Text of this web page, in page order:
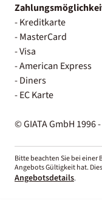
- Kreditkarte
- MasterCard
- Visa
- American Express
- Diners
- EC Karte
© GIATA GmbH 1996
Bitte beachten Sie bei
Angebots Gültigkeit hat.
Angebotsdetails.